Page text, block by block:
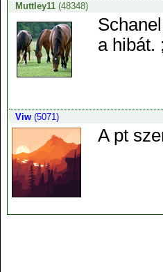
Muttley11(48348)
a hibát.
Viw(5071)
A pt